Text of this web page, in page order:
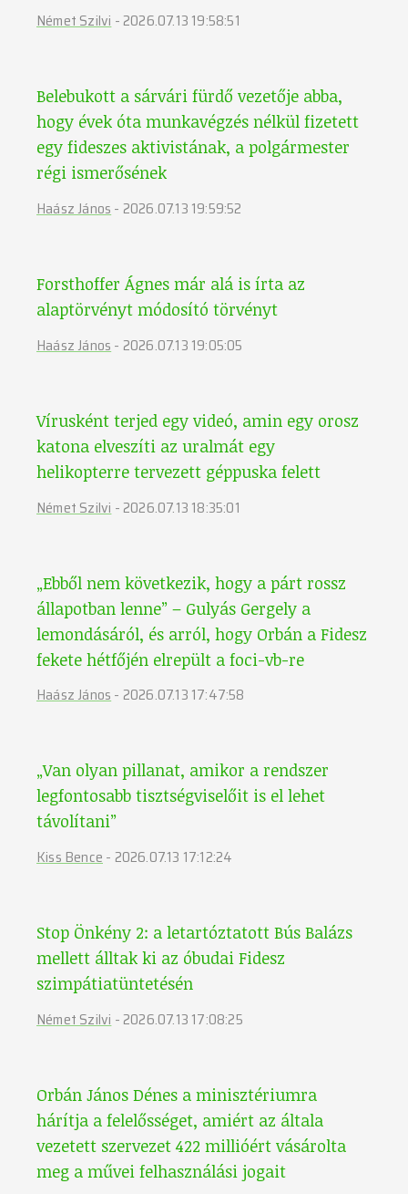
Német Szilvi- 2026.07.13 19:58:51
Belebukott a sárvári fürdő vezetője abba,
hogy évek óta munkavégzés nélkül fizetett
egy fideszes aktivistának, a polgármester
régi ismerősének
Haász János- 2026.07.13 19:59:52
Forsthoffer Ágnes már alá is írta az
alaptörvényt módosító törvényt
Haász János - 2026.07.13 19:05:05
Vírusként terjed egy videó, amin egy orosz
katona elveszíti az uralmát egy
helikopterre tervezett géppuska felett
Német Szilvi - 2026.07.13 18:35:01
„Ebből nem következik, hogy a párt rossz
állapotban lenne” – Gulyás Gergely a
lemondásáról, és arról, hogy Orbán a Fidesz
fekete hétfőjén elrepült a foci-vb-re
Haász János- 2026.07.13 17:47:58
„Van olyan pillanat, amikor a rendszer
legfontosabb tisztségviselőit is el lehet
távolítani”
Kiss Bence- 2026.07.13 17:12:24
Stop Önkény 2: a letartóztatott Bús Balázs
mellett álltak ki az óbudai Fidesz
szimpátiatüntetésén
Német Szilvi- 2026.07.13 17:08:25
Orbán János Dénes a minisztériumra
hárítja a felelősséget, amiért az általa
vezetett szervezet 422 millióért vásárolta
meg a művei felhasználási jogait